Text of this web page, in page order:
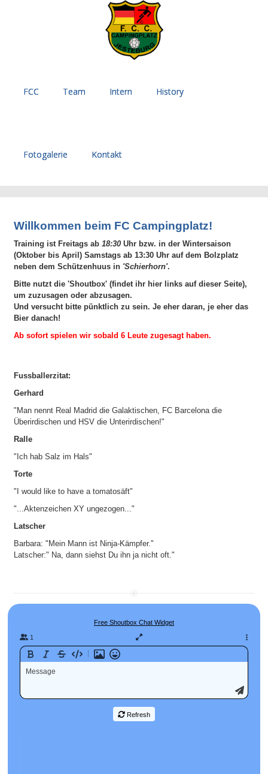
FCC Team Intern History
Fotogalerie Kontakt
Willkommen beim FC Campingplatz!
Training ist Freitags ab18:30Uhr bzw. in der Wintersaison
(Oktober bis April) Samstags ab 13:30 Uhr auf dem Bolzplatz
neben dem Schützenhuus in 'Schierhorn'.
Bitte nutzt die 'Shoutbox' (findet ihr hier links auf dieser Seite),
um zuzusagen oder abzusagen.
Und versucht bitte pünktlich zu sein. Je eher daran, je eher das
Bier danach!
Ab sofort spielen wir sobald 6 Leute zugesagt haben.
Fussballerzitat:
Gerhard
"Man nennt Real Madrid die Galaktischen, FC Barcelona die
Überirdischen und HSV die Unterirdischen!"
Ralle
"Ich hab Salz im Hals"
Torte
"I would like to have a tomatosäft"
"...Aktenzeichen XY ungezogen..."
Latscher
Barbara: "Mein Mann ist Ninja-Kämpfer."
Latscher:" Na, dann siehst Du ihn ja nicht oft."